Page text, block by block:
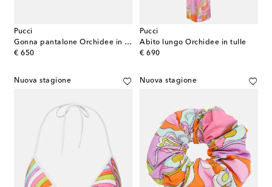
Pucci
Gonna pantalone Orchidee in misto cotone
€ 650
original price
Pucci
Abito lungo Orchidee in tulle
€ 690
original price
Nuova stagione Nuova stagione